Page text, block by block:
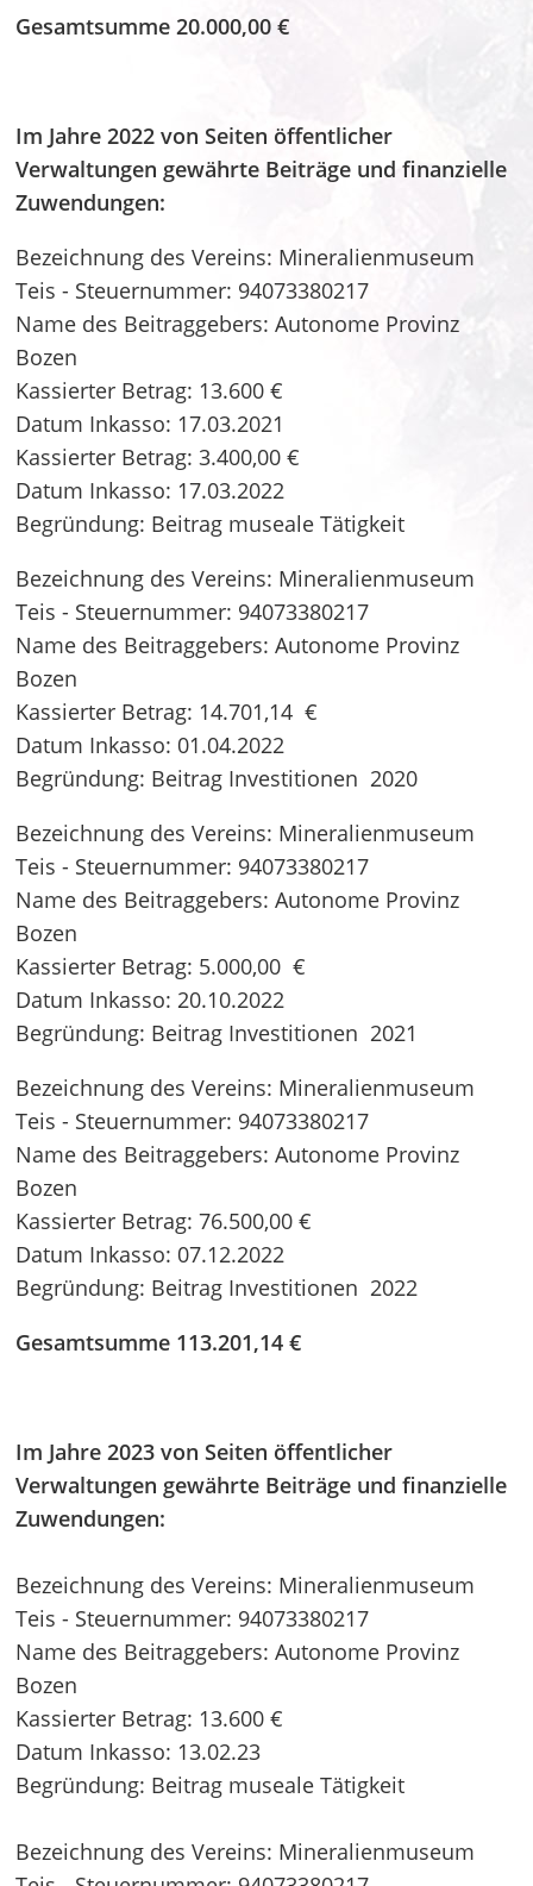
Gesamtsumme 20.000,00 €
Im Jahre 2022 von Seiten öffentlicher
Verwaltungen gewährte Beiträge und finanzielle
Zuwendungen:
Bezeichnung des Vereins: Mineralienmuseum
Teis - Steuernummer: 94073380217
Name des Beitraggebers: Autonome Provinz
Bozen
Kassierter Betrag: 13.600 €
Datum Inkasso: 17.03.2021
Kassierter Betrag: 3.400,00 €
Datum Inkasso: 17.03.2022
Begründung: Beitrag museale Tätigkeit
Bezeichnung des Vereins: Mineralienmuseum
Teis - Steuernummer: 94073380217
Name des Beitraggebers: Autonome Provinz
Bozen
Kassierter Betrag: 14.701,14 €
Datum Inkasso: 01.04.2022
Begründung: Beitrag Investitionen 2020
Bezeichnung des Vereins: Mineralienmuseum
Teis - Steuernummer: 94073380217
Name des Beitraggebers: Autonome Provinz
Bozen
Kassierter Betrag: 5.000,00 €
Datum Inkasso: 20.10.2022
Begründung: Beitrag Investitionen 2021
Bezeichnung des Vereins: Mineralienmuseum
Teis - Steuernummer: 94073380217
Name des Beitraggebers: Autonome Provinz
Bozen
Kassierter Betrag: 76.500,00 €
Datum Inkasso: 07.12.2022
Begründung: Beitrag Investitionen 2022
Gesamtsumme 113.201,14 €
Im Jahre 2023 von Seiten öffentlicher
Verwaltungen gewährte Beiträge und finanzielle
Zuwendungen:
Bezeichnung des Vereins: Mineralienmuseum
Teis - Steuernummer: 94073380217
Name des Beitraggebers: Autonome Provinz
Bozen
Kassierter Betrag: 13.600 €
Datum Inkasso: 13.02.23
Begründung: Beitrag museale Tätigkeit
Bezeichnung des Vereins: Mineralienmuseum